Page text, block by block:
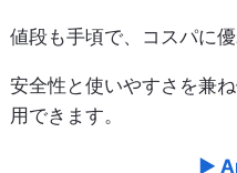
値段も手頃で、コスパに
安全性と使いやすさを兼
用できます。